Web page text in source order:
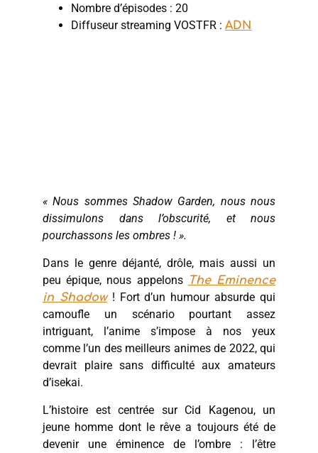
Nombre d’épisodes : 20
Diffuseur streaming VOSTFR : ADN
« Nous sommes Shadow Garden, nous nous
dissimulons dans l’obscurité, et nous
pourchassons les ombres ! ».
Dans le genre déjanté, drôle, mais aussi un
peu épique, nous appelons The Eminence
in Shadow! Fort d’un humour absurde qui
camoufle un scénario pourtant assez
intriguant, l’anime s’impose à nos yeux
comme l’un des meilleurs animes de 2022, qui
devrait plaire sans difficulté aux amateurs
d’isekai.
L’histoire est centrée sur Cid Kagenou, un
jeune homme dont le rêve a toujours été de
devenir une éminence de l’ombre : l’être